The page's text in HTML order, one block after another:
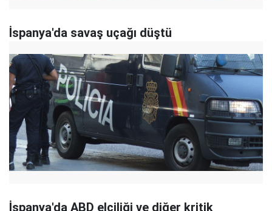
İspanya'da savaş uçağı düştü
İspanya'da ABD elçiliği ve diğer kritik